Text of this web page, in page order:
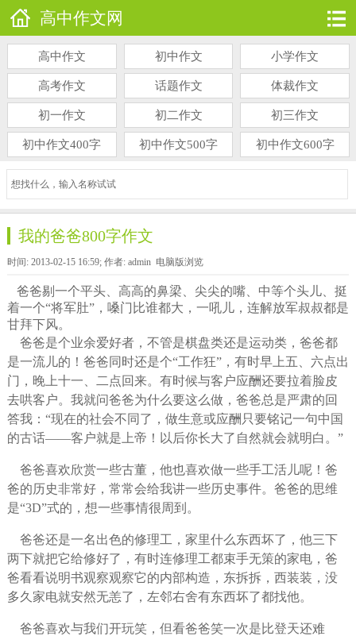
高中作文网
高中作文 初中作文 小学作文
高考作文 话题作文 体裁作文
初一作文 初二作文 初三作文
初中作文400字 初中作文500字 初中作文600字
我的爸爸800字作文
时间: 2013-02-15 16:59; 作者: admin 电脑版浏览
爸爸剔一个平头、高高的鼻梁、尖尖的嘴、中等个头儿、挺
着一个“将军肚”，嗓门比谁都大，一吼儿，连解放军叔叔都是
甘拜下风。
爸爸是个业余爱好者，不管是棋盘类还是运动类，爸爸都
是一流儿的！爸爸同时还是个“工作狂”，有时早上五、六点出
门，晚上十一、二点回来。有时候与客户应酬还要拉着脸皮
去哄客户。我就问爸爸为什么要这么做，爸爸总是严肃的回
答我：“现在的社会不同了，做生意或应酬只要铭记一句中国
的古话——客户就是上帝！以后你长大了自然就会就明白。”
爸爸喜欢欣赏一些古董，他也喜欢做一些手工活儿呢！爸
爸的历史非常好，常常会给我讲一些历史事件。爸爸的思维
是“3D”式的，想一些事情很周到。
爸爸还是一名出色的修理工，家里什么东西坏了，他三下
两下就把它给修好了，有时连修理工都束手无策的家电，爸
爸看看说明书观察观察它的内部构造，东拆拆，西装装，没
多久家电就安然无恙了，左邻右舍有东西坏了都找他。
爸爸喜欢与我们开玩笑，但看爸爸笑一次是比登天还难